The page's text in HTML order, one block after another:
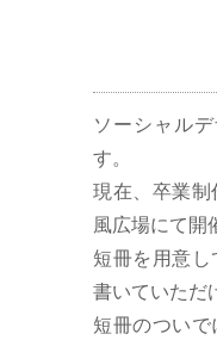
ソーシャル
す。
現在、卒業
風広場にて開
短冊を用意
書いていただ
短冊のつい